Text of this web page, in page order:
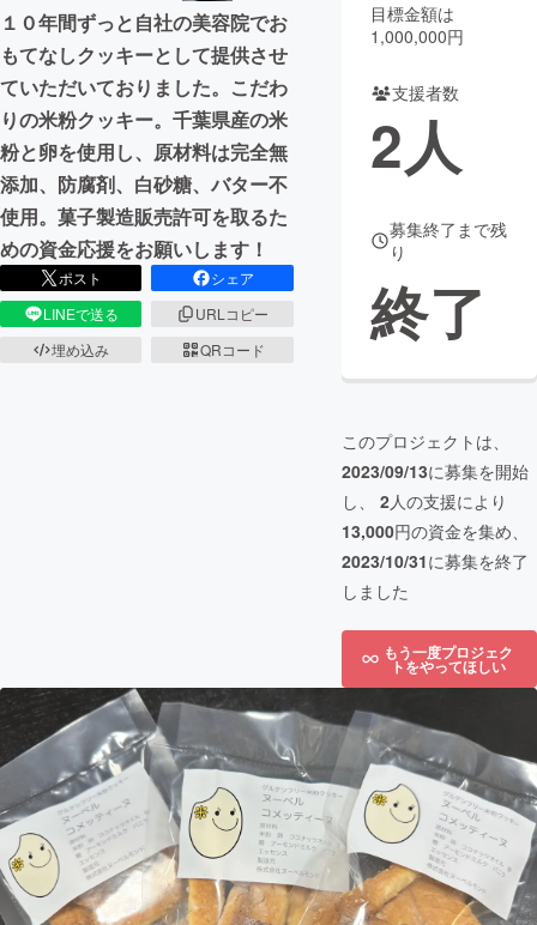
CAMPFIRE for Social Good
CAMPFIRE Creation
CAMPFIREふるさと納税machi-ya コミュニティ
１０年間ずっと自社の美容院でお
もてなしクッキーとして提供させ
ていただいておりました。こだわ
りの米粉クッキー。千葉県産の米
粉と卵を使用し、原材料は完全無
添加、防腐剤、白砂糖、バター不
使用。菓子製造販売許可を取るた
めの資金応援をお願いします！
ポスト
シェア
LINEで送る
URLコピー
埋め込み
QRコード
目標金額は
1,000,000円
支援者数
2人
募集終了まで残
り
終了
このプロジェクトは、
2023/09/13に募集を開始
し、 2人の支援により
13,000円の資金を集め、
2023/10/31に募集を終了
しました
もう一度プロジェク
トをやってほしい